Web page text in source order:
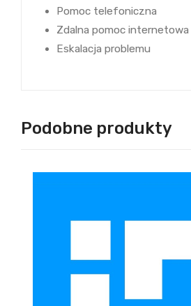
Pomoc telefoniczna
Zdalna pomoc internetowa
Eskalacja problemu
Podobne produkty